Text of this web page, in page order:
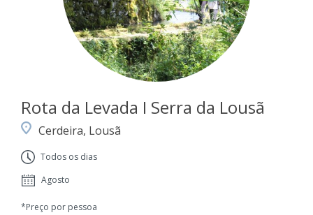
Rota da Levada I Serra da Lousã
Cerdeira, Lousã
Todos os dias
Agosto
*Preço por pessoa